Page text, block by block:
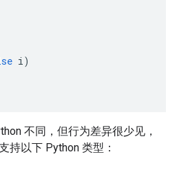
i)
不同，但行为差异很少见，
持以下 Python 类型：